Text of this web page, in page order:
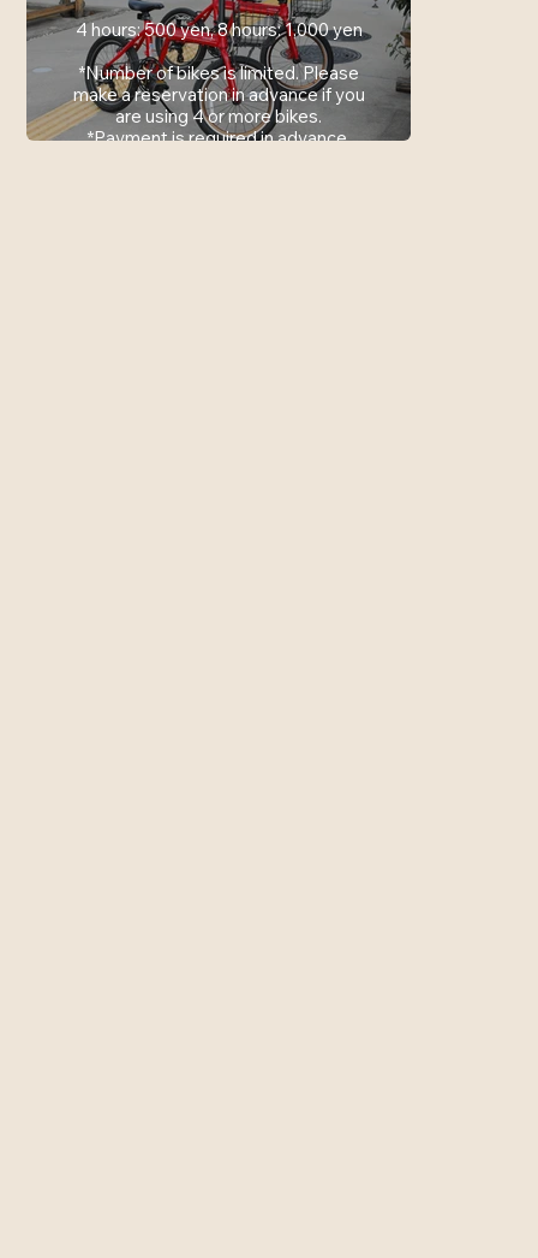
4 hours: 500 yen, 8 hours: 1,000 yen
*Number of bikes is limited. Please
make a reservation in advance if you
are using 4 or more bikes.
*Payment is required in advance.